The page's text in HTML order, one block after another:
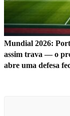
Mundial 2026:
assim trava — o
abre uma defesa